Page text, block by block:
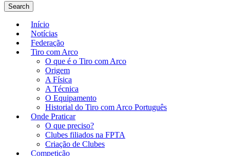
Search
Início
Notícias
Federação
Tiro com Arco
O que é o Tiro com Arco
Origem
A Física
A Técnica
O Equipamento
Historial do Tiro com Arco Português
Onde Praticar
O que preciso?
Clubes filiados na FPTA
Criação de Clubes
Competição